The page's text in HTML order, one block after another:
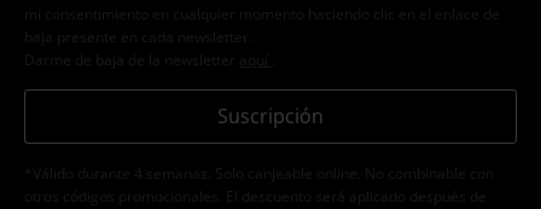
mi consentimiento en cualquier momento haciendo clic en el enlace de
baja presente en cada newsletter.
Darme de baja de la newsletter
aquí
Suscripción
*Válido durante 4 semanas. Solo canjeable online. No combinable con
otros códigos promocionales. El descuento será aplicado después de